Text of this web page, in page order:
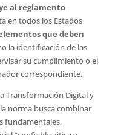
al reglamento
en todos los Estados
que deben
la identificación de las
su cumplimiento o el
correspondiente.
Transformación Digital y
norma busca combinar
fundamentales,